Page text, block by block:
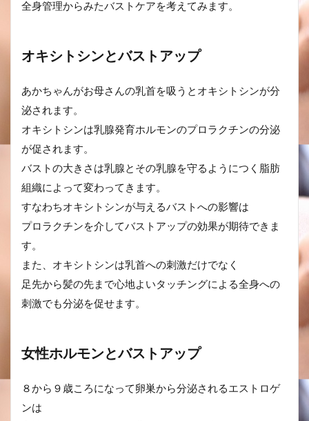
全身管理からみたバストケアを考えてみます。
オキシトシンとバストアップ
あかちゃんがお母さんの乳首を吸うとオキシトシンが分
泌されます。
オキシトシンは乳腺発育ホルモンのプロラクチンの分泌
が促されます。
バストの大きさは乳腺とその乳腺を守るようにつく脂肪
組織によって変わってきます。
すなわちオキシトシンが与えるバストへの影響は
プロラクチンを介してバストアップの効果が期待できま
す。
また、オキシトシンは乳首への刺激だけでなく
足先から髪の先まで心地よいタッチングによる全身への
刺激でも分泌を促せます。
女性ホルモンとバストアップ
８から９歳ころになって卵巣から分泌されるエストロゲ
ンは